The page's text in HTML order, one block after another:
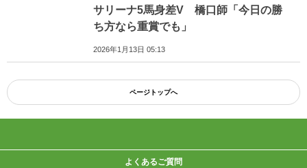
サリーナ5馬身差V 橋口師「今日の勝
ち方なら重賞でも」
2026年1月13日 05:13
ページトップへ
よくあるご質問